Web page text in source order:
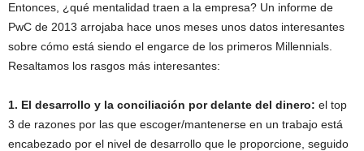
Entonces, ¿qué mentalidad traen a la empresa? Un informe de
PwC de 2013 arrojaba hace unos meses unos datos interesantes
sobre cómo está siendo el engarce de los primeros Millennials.
Resaltamos los rasgos más interesantes:
1. El desarrollo y la conciliación por delante del dinero: el top
3 de razones por las que escoger/mantenerse en un trabajo está
encabezado por el nivel de desarrollo que le proporcione, seguido